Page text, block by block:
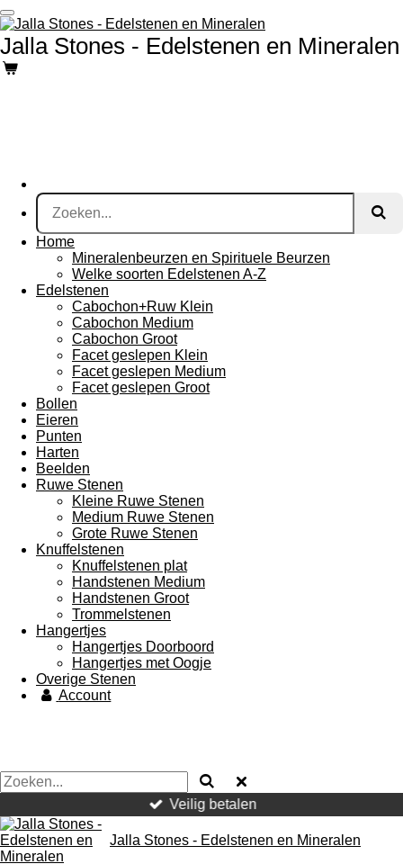
Ga
direct
naar
de
Jalla Stones - Edelstenen en Mineralen
Home
Mineralenbeurzen en Spirituele Beurzen
Welke soorten Edelstenen A-Z
Edelstenen
Cabochon+Ruw Klein
Cabochon Medium
Cabochon Groot
Facet geslepen Klein
Facet geslepen Medium
Facet geslepen Groot
Bollen
Eieren
Punten
Harten
Beelden
Ruwe Stenen
Kleine Ruwe Stenen
Medium Ruwe Stenen
Grote Ruwe Stenen
Knuffelstenen
Knuffelstenen plat
Handstenen Medium
Handstenen Groot
Trommelstenen
Hangertjes
Hangertjes Doorboord
Hangertjes met Oogje
Overige Stenen
Account
Veilig betalen
Jalla Stones - Edelstenen en Mineralen